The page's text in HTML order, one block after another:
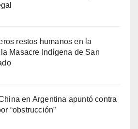
restos humanos en la
Masacre Indígena de San
en Argentina apuntó contra
“obstrucción”